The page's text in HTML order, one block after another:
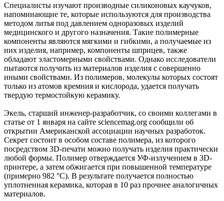
Специалисты изучают производные силиконовых каучуков,
напоминающие те, которые используются для производства
методом литья под давлением одноразовых изделий
медицинского и другого назначения. Такие полимерные
компоненты являются мягкими и гибкими, а получаемые из
них изделия, например, компоненты шприцев, также
обладают эластомерными свойствами. Однако исследователи
пытаются получить из материалов изделия с совершенно
иными свойствами. Из полимеров, молекулы которых состоят
только из атомов кремния и кислорода, удается получать
твердую термостойкую керамику.
Экель, старший инженер-разработчик, со своими коллегами в
статье от 1 января на сайте sciencemag.org сообщили об
открытии Американской ассоциации научных разработок.
Секрет состоит в особом составе полимера, из которого
посредством 3D-печати можно получать изделия практически
любой формы. Полимер отверждается УФ-излучением в 3D-
принтере, а затем обжигается при повышенной температуре
(примерно 982 °C). В результате получается полностью
уплотненная керамика, которая в 10 раз прочнее аналогичных
материалов.